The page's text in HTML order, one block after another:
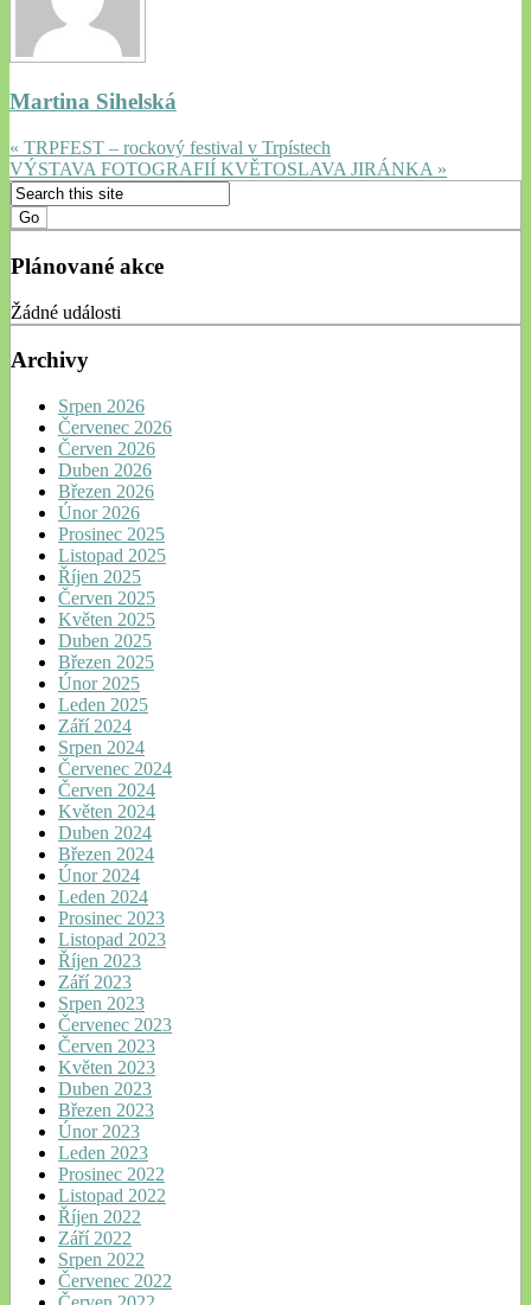
Martina Sihelská
« TRPFEST – rockový festival v Trpístech
VÝSTAVA FOTOGRAFIÍ KVĚTOSLAVA JIRÁNKA »
Plánované akce
Žádné události
Archivy
Srpen 2026
Červenec 2026
Červen 2026
Duben 2026
Březen 2026
Únor 2026
Prosinec 2025
Listopad 2025
Říjen 2025
Červen 2025
Květen 2025
Duben 2025
Březen 2025
Únor 2025
Leden 2025
Září 2024
Srpen 2024
Červenec 2024
Červen 2024
Květen 2024
Duben 2024
Březen 2024
Únor 2024
Leden 2024
Prosinec 2023
Listopad 2023
Říjen 2023
Září 2023
Srpen 2023
Červenec 2023
Červen 2023
Květen 2023
Duben 2023
Březen 2023
Únor 2023
Leden 2023
Prosinec 2022
Listopad 2022
Říjen 2022
Září 2022
Srpen 2022
Červenec 2022